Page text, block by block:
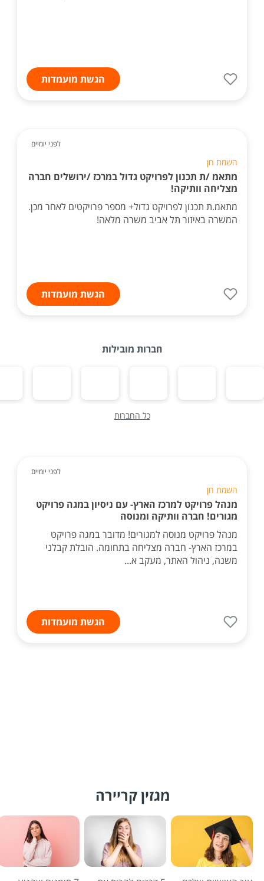
הגשת מועמדות
לפני יומיים
השמת חן
מתאמ /ת תכנון לפרויקט גדול במרכז /ירושלים חברה
מצליחה וותיקה!
מתאמ.ת תכנון לפרויקט גדול+ מספר פרויקטים לאחר מכן.
המשרה באיזור תל אביב משרה מלאה!
הגשת מועמדות
חברות מובילות
כל החברות
לפני יומיים
השמת חן
מנהל פרויקט למרכז הארץ- עם ניסיון במגה פרויקט
מגורים! חברה וותיקה ומנוסה
מנהל פרויקט מנוסה למגורים! מדובר במגה פרויקט
במרכז הארץ- חברה מצליחה בתחומה. הובלת קבלני
משנה, ניהול האתר, מעקב א...
הגשת מועמדות
מגזין קריירה